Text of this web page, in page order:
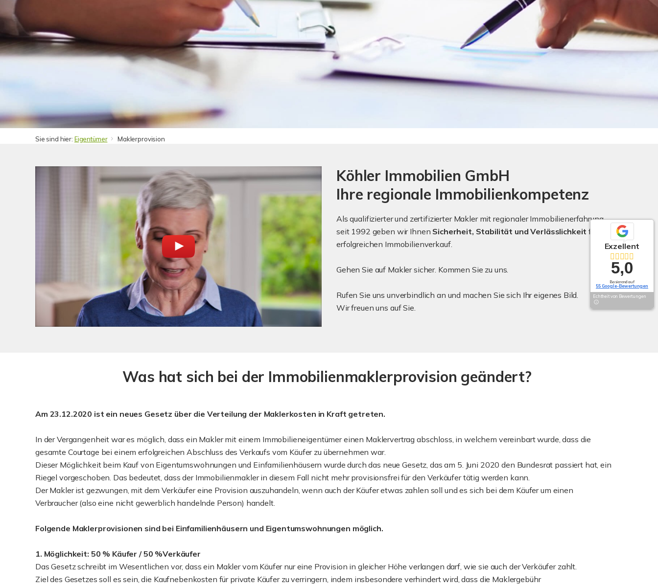
Sie sind hier: Eigentümer Maklerprovision
Köhler Immobilien GmbH
Ihre regionale Immobilienkompetenz
Als qualifizierter und zertifizierter Makler mit regionaler Immobilienerfahrung
seit 1992 geben wir Ihnen Sicherheit, Stabilität und Verlässlichkeitfür Ihren
erfolgreichen Immobilienverkauf.
Gehen Sie auf Makler sicher. Kommen Sie zu uns.
Rufen Sie uns unverbindlich an und machen Sie sich Ihr eigenes Bild.
Wir freuen uns auf Sie.
Was hat sich bei der Immobilienmaklerprovision geändert?
Am 23.12.2020 ist ein neues Gesetz über die Verteilung der Maklerkosten in Kraft getreten.
In der Vergangenheit war es möglich, dass ein Makler mit einem Immobilieneigentümer einen Maklervertrag abschloss, in welchem vereinbart wurde, dass die
gesamte Courtage bei einem erfolgreichen Abschluss des Verkaufs vom Käufer zu übernehmen war.
Dieser Möglichkeit beim Kauf von Eigentumswohnungen und Einfamilienhäusern wurde durch das neue Gesetz, das am 5. Juni 2020 den Bundesrat passiert hat, ein
Riegel vorgeschoben. Das bedeutet, dass der Immobilienmakler in diesem Fall nicht mehr provisionsfrei für den Verkäufer tätig werden kann.
Der Makler ist gezwungen, mit dem Verkäufer eine Provision auszuhandeln, wenn auch der Käufer etwas zahlen soll und es sich bei dem Käufer um einen
Verbraucher (also eine nicht gewerblich handelnde Person) handelt.
Folgende Maklerprovisionen sind bei Einfamilienhäusern und Eigentumswohnungen möglich.
1. Möglichkeit: 50 % Käufer / 50 %Verkäufer
Das Gesetz schreibt im Wesentlichen vor, dass ein Makler vom Käufer nur eine Provision in gleicher Höhe verlangen darf, wie sie auch der Verkäufer zahlt.
Ziel des Gesetzes soll es sein, die Kaufnebenkosten für private Käufer zu verringern, indem insbesondere verhindert wird, dass die Maklergebühr
Exzellent
5,0
Basierend auf
55 Google-Bewertungen
Echtheit von Bewertungen